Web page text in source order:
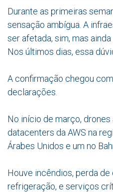
Durante as primeiras
sensação ambígua. A
ser afetada, sim, mas
Nos últimos dias, essa
A confirmação chegou
declarações.
No início de março,
datacenters da AWS na
Árabes Unidos e um no
Houve incêndios, perda de
refrigeração, e serviços